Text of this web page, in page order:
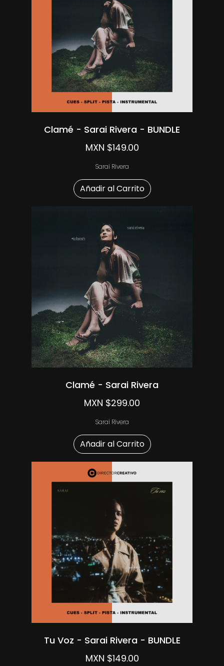
Clamé - Sarai Rivera - BUNDLE
MXN $149.00
Sarai Rivera
Añadir al Carrito
Clamé - Sarai Rivera
MXN $299.00
Sarai Rivera
Añadir al Carrito
Tu Voz - Sarai Rivera - BUNDLE
MXN $149.00